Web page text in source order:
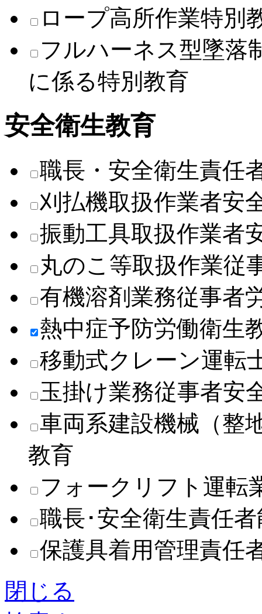
ロープ高所作業特別
フルハーネス型墜落
に係る特別教育
安全衛生教育
職長・安全衛生責任
刈払機取扱作業者安
振動工具取扱作業者
丸のこ等取扱作業従
有機溶剤業務従事者
熱中症予防労働衛生
移動式クレーン運転
玉掛け業務従事者安
車両系建設機械（整
教育
フォークリフト運転
職長･安全衛生責任
保護具着用管理責任
閉じる